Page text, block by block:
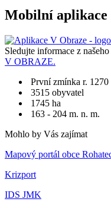
Mobilní aplikace
Sledujte informace z
V OBRAZE.
První zmínka r. 1270
3515 obyvatel
1745 ha
163 - 204 m. n. m.
Mohlo by Vás zajímat
Mapový portál obce
Krizport
IDS JMK